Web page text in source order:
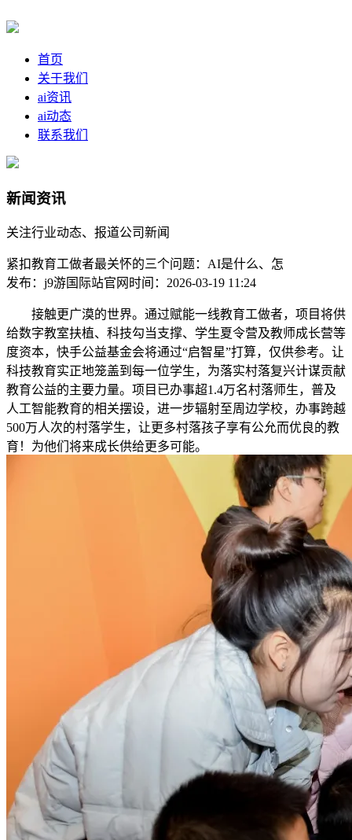
首页
关于我们
ai资讯
ai动态
联系我们
新闻资讯
关注行业动态、报道公司新闻
紧扣教育工做者最关怀的三个问题：AI是什么、怎
发布：j9游国际站官网 时间：2026-03-19 11:24
接触更广漠的世界。通过赋能一线教育工做者，项目将供
给数字教室扶植、科技勾当支撑、学生夏令营及教师成长营等
度资本，快手公益基金会将通过“启智星”打算，仅供参考。让
科技教育实正地笼盖到每一位学生，为落实村落复兴计谋贡献
教育公益的主要力量。项目已办事超1.4万名村落师生，普及
人工智能教育的相关摆设，进一步辐射至周边学校，办事跨越
500万人次的村落学生，让更多村落孩子享有公允而优良的教
育！为他们将来成长供给更多可能。